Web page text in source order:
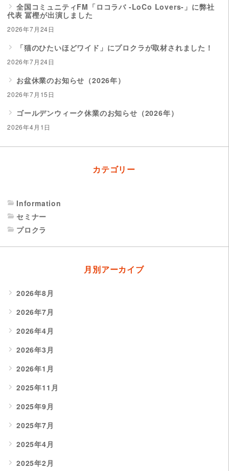
全国コミュニティFM「ロコラバ -LoCo Lovers-」に弊社
代表 冨樫が出演しました
2026年7月24日
「猫のひたいほどワイド」にプロクラが取材されました！
2026年7月24日
お盆休業のお知らせ（2026年）
2026年7月15日
ゴールデンウィーク休業のお知らせ（2026年）
2026年4月1日
カテゴリー
Information
セミナー
プロクラ
月別アーカイブ
2026年8月
2026年7月
2026年4月
2026年3月
2026年1月
2025年11月
2025年9月
2025年7月
2025年4月
2025年2月